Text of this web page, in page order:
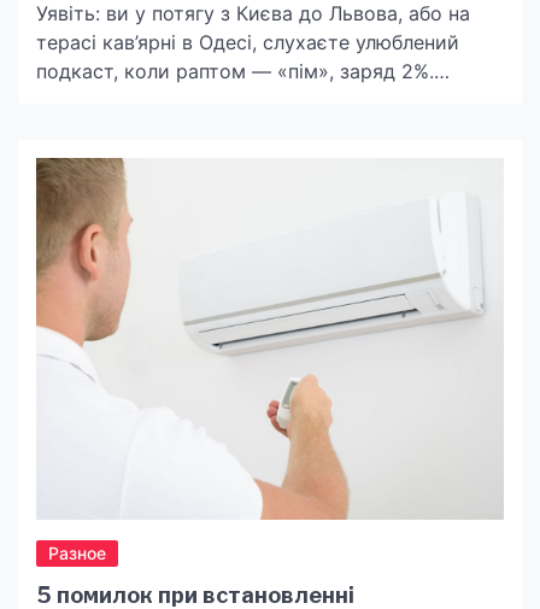
Уявіть: ви у потягу з Києва до Львова, або на
терасі кав’ярні в Одесі, слухаєте улюблений
подкаст, коли раптом — «пім», заряд 2%.
поруч розетка», але давайте чесно — у 2025
році розетка в радіусі витягнутої руки — це
вже […]
Разное
5 помилок при встановленні